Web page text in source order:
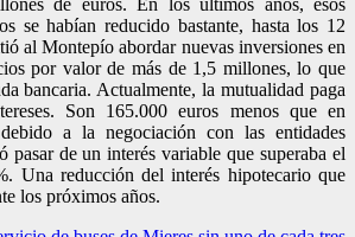
se habían reducido bastante, hasta los 12
al Montepío abordar nuevas inversiones en
por valor de más de 1,5 millones, lo que
bancaria. Actualmente, la mutualidad paga
Son 165.000 euros menos que en
a la negociación con las entidades
pasar de un interés variable que superaba el
Una reducción del interés hipotecario que
los próximos años.